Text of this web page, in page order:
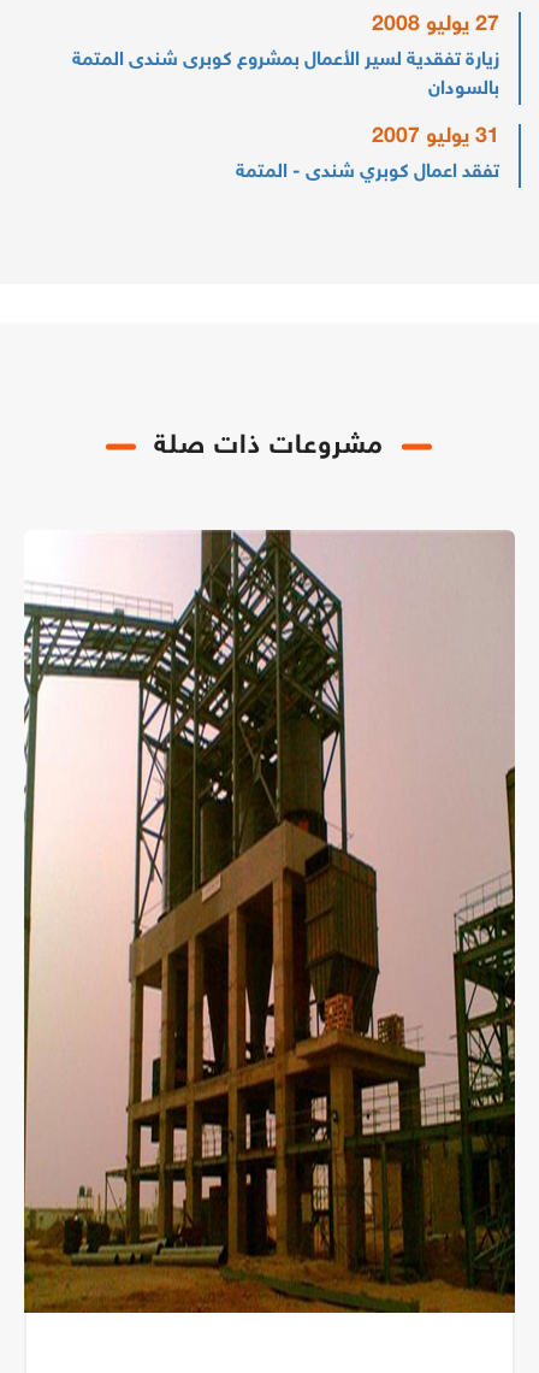
27 يوليو 2008
زيارة تفقدية لسير الأعمال بمشروع كوبرى شندى المتمة
بالسودان
31 يوليو 2007
تفقد اعمال كوبري شندى - المتمة
مشروعات ذات صلة